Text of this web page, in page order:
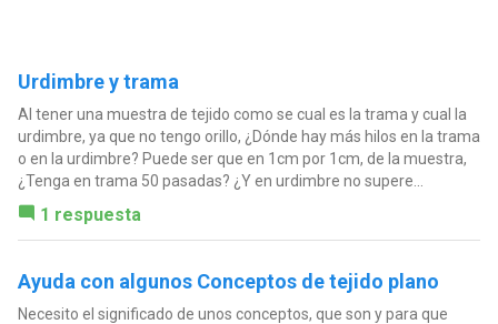
Urdimbre y trama
Al tener una muestra de tejido como se cual es la trama y cual la
urdimbre, ya que no tengo orillo, ¿Dónde hay más hilos en la trama
o en la urdimbre? Puede ser que en 1cm por 1cm, de la muestra,
¿Tenga en trama 50 pasadas? ¿Y en urdimbre no supere...
1 respuesta
Ayuda con algunos Conceptos de tejido plano
Necesito el significado de unos conceptos, que son y para que